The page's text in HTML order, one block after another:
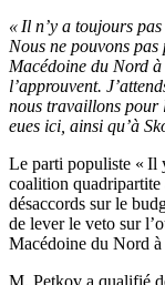
« Il n’y a toujours
Nous ne pouvons pas
Macédoine du Nord à
l’approuvent.
nous travaillons pour
eues ici, ainsi qu’à
Le parti populiste « Il
coalition quadripartite
désaccords sur le
de lever le veto sur
Macédoine du Nord